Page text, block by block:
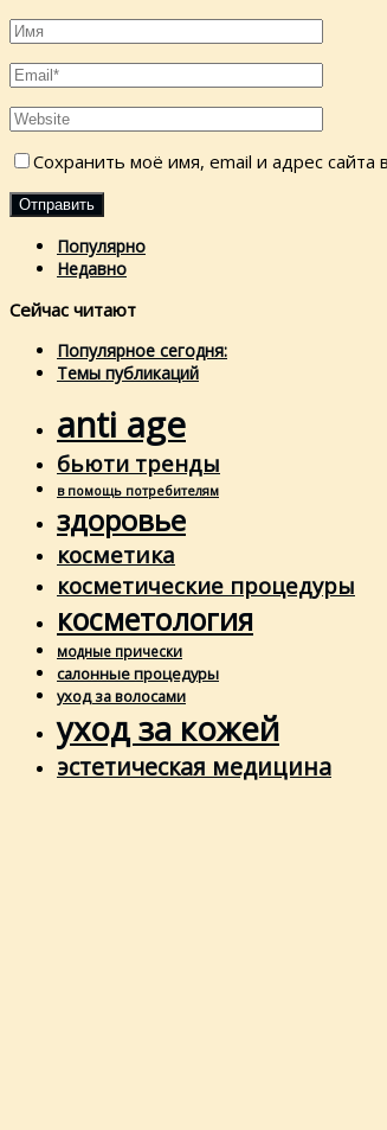
Сохранить моё имя, email и адрес
Популярно
Недавно
Сейчас читают
Популярное сегодня:
Темы публикаций
anti age
бьюти тренды
в помощь потребителям
здоровье
косметика
косметические процедуры
косметология
модные прически
салонные процедуры
уход за волосами
уход за кожей
эстетическая медицина